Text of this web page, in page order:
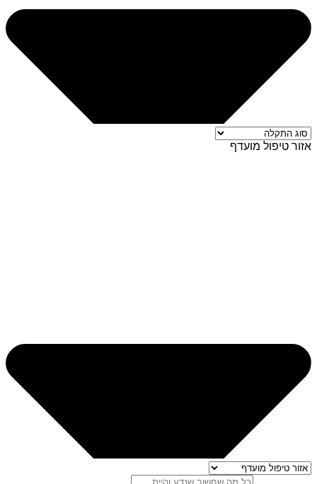
אזור טיפול מועדף